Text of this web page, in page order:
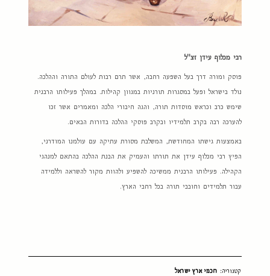
רבי מכלוף עידן זצ"ל
פוסק ומורה דרך בעל השפעה רחבה, אשר תרם רבות לעולם התורה וההלכה.
נולד בישראל ופעל במסגרות תורניות במגוון קהילות. במהלך פעילותו הרבנית
שימש כרב וכראש מוסדות תורה, והגה חיבורי הלכה ומאמרים אשר זכו
להערכה רבה בקרב תלמידיו ובקרב פוסקי ההלכה בדורות הבאים.
באמצעות גישתו המחודשת, המשלבת מסורת עתיקה עם עולמנו המודרני,
הפיץ רבי מכלוף עידן את תורתו והעמיק את הבנת ההלכה בהתאם למנהגי
הקהילה. פעילותו הרבנית ממשיכה להשפיע ולהוות מקור להשראה וללמידה
עבור תלמידים וחובבי תורה בכל רחבי הארץ.
קטגוריה: חכמי ארץ ישראל